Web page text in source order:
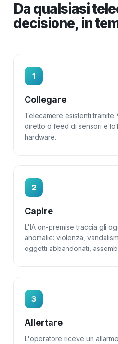
Da qualsiasi
decisione, in
1
Collegare
Telecamere esistenti tramite
diretto o feed di sensori e
hardware.
2
Capire
L'IA on-premise traccia gli
anomalie: violenza,
oggetti abbandonati,
3
Allertare
L'operatore riceve un